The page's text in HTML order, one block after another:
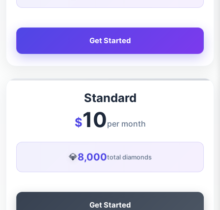
Get Started
Standard
$10per month
💎8,000total diamonds
Get Started